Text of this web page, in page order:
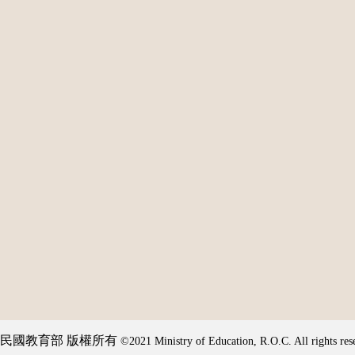
國教育部 版權所有 ©2021 Ministry of Education, R.O.C. All rights